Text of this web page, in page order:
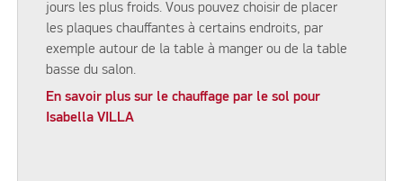
jours les plus froids. Vous pouvez choisir de placer
les plaques chauffantes à certains endroits, par
exemple autour de la table à manger ou de la table
basse du salon.
En savoir plus sur le chauffage par le sol pour
Isabella VILLA